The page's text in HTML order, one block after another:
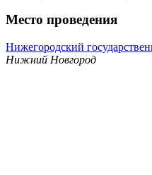
Место проведения
Нижегородский
Нижний Новгород